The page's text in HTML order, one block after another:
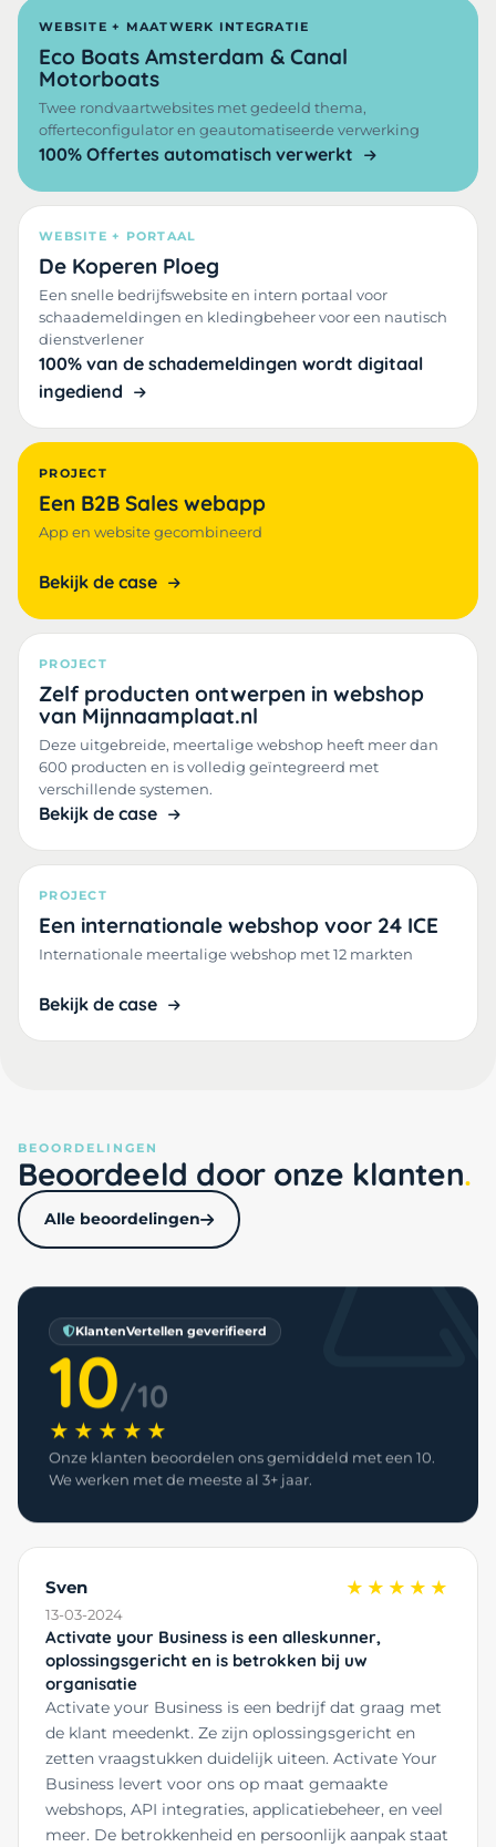
WEBSITE + MAATWERK INTEGRATIE
Eco Boats Amsterdam & Canal
Motorboats
Twee rondvaartwebsites met gedeeld thema,
offerteconfigulator en geautomatiseerde verwerking
100% Offertes automatisch verwerkt
WEBSITE + PORTAAL
De Koperen Ploeg
Een snelle bedrijfswebsite en intern portaal voor
schaademeldingen en kledingbeheer voor een nautisch
dienstverlener
100% van de schademeldingen wordt digitaal
ingediend
PROJECT
Een B2B Sales webapp
App en website gecombineerd
Bekijk de case
PROJECT
Zelf producten ontwerpen in webshop
van Mijnnaamplaat.nl
Deze uitgebreide, meertalige webshop heeft meer dan
600 producten en is volledig geïntegreerd met
verschillende systemen.
Bekijk de case
PROJECT
Een internationale webshop voor 24 ICE
Internationale meertalige webshop met 12 markten
Bekijk de case
BEOORDELINGEN
Beoordeeld door onze klanten
Alle beoordelingen
KlantenVertellen geverifieerd
10/10
★★★★★
Onze klanten beoordelen ons gemiddeld met een 10.
We werken met de meeste al 3+ jaar.
Sven
13-03-2024
★★★★★
Activate your Business is een alleskunner,
oplossingsgericht en is betrokken bij uw
organisatie
Activate your Business is een bedrijf dat graag met
de klant meedenkt. Ze zijn oplossingsgericht en
zetten vraagstukken duidelijk uiteen. Activate Your
Business levert voor ons op maat gemaakte
webshops, API integraties, applicatiebeheer, en veel
meer. De betrokkenheid en persoonlijk aanpak staat